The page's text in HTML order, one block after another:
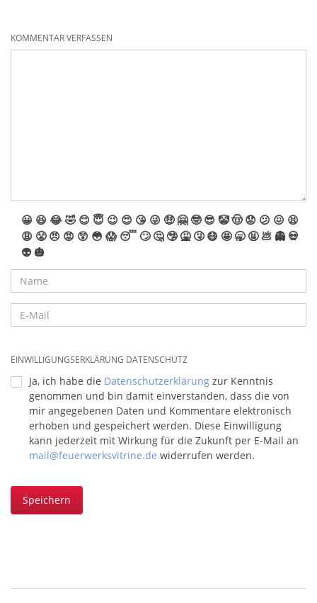
KOMMENTAR VERFASSEN
😀 😆 😂🤣 😊 😇 😉 😍 😘 😜 🤑 🤗 🤓 😎 🤡🤠 😟 😕 😖 😫
😩 😤 😠 😡 😲 😳 😱 😴 🙄 🤔 🤥 🤮 🤧 😷 🤩 🥱 🤬 💩 👻 💀
👽 🎃
EINWILLIGUNGSERKLÄRUNG DATENSCHUTZ
Ja, ich habe die Datenschutzerklärung zur Kenntnis
genommen und bin damit einverstanden, dass die von
mir angegebenen Daten und Kommentare elektronisch
erhoben und gespeichert werden. Diese Einwilligung
kann jederzeit mit Wirkung für die Zukunft per E-Mail an
mail@feuerwerksvitrine.de widerrufen werden.
Speichern